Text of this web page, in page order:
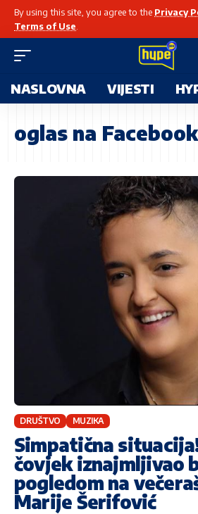
By using this site, you agree to the Privacy
Terms of Use
NASLOVNA VIJESTI
oglas na
DRUŠTVO MUZIKA
Simpatična
čovjek iznajmljivao
pogledom na
Marije Šerifović